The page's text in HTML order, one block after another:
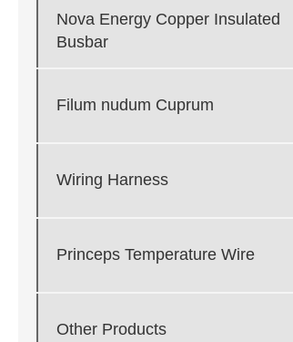
Nova Energy Copper Insulated
Busbar
Filum nudum Cuprum
Wiring Harness
Princeps Temperature Wire
Other Products